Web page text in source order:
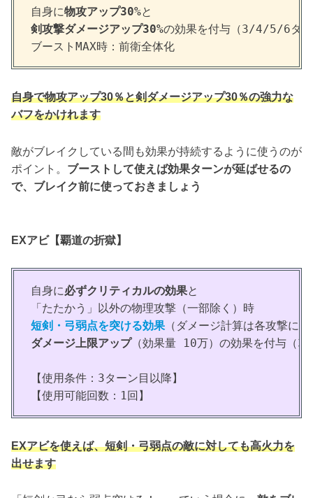
自身に物攻アップ30%と
剣攻撃ダメージアップ30%の効果を付与（3/4/5/6タ
ブーストMAX時：前衛全体化
自身で物攻アップ30％と剣ダメージアップ30％の強力な
バフをかけれます
敵がブレイクしている間も効果が持続するように使うのが
ポイント。 ブーストして使えば効果ターンが延ばせるの
で、ブレイク前に使っておきましょう
EXアビ【覇道の折獄】
自身に必ずクリティカルの効果と
「たたかう」以外の物理攻撃（一部除く）時
短剣・弓弱点を突ける効果 （ダメージ計算は各攻撃に
ダメージ上限アップ（効果量 10万）の効果を付与（
【使用条件：3ターン目以降】
【使用可能回数：1回】
EXアビを使えば、短剣・弓弱点の敵に対しても高火力を
出せます